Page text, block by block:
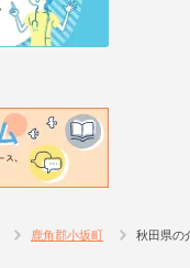
鹿角郡小坂町 秋田県の